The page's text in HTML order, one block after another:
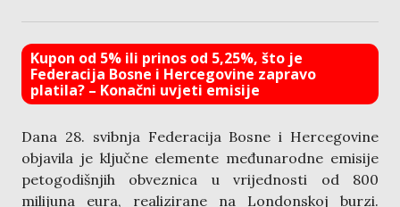
Kupon od 5% ili prinos od 5,25%, što je
Federacija Bosne i Hercegovine zapravo
platila? – Konačni uvjeti emisije
Dana 28. svibnja Federacija Bosne i Hercegovine
objavila je ključne elemente međunarodne emisije
petogodišnjih obveznica u vrijednosti od 800
milijuna eura, realizirane na Londonskoj burzi.